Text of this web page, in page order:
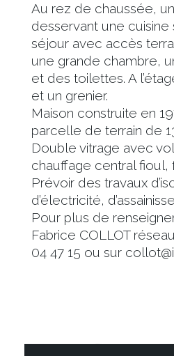
Au rez de chaussée,
desservant une cuisine
séjour avec accès
une grande chambre,
et des toilettes. A
et un grenier.
Maison construite en
parcelle de terrain de
Double vitrage avec
chauffage central fioul,
Prévoir des travaux
d’électricité,
Pour plus de
Fabrice COLLOT
04 47 15 ou sur